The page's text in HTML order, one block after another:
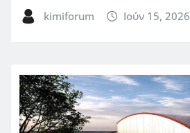
kimiforum Ιούν 15, 2026